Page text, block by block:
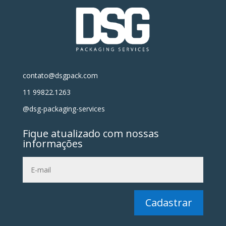
contato@dsgpack.com
11 99822.1263
@dsg-packaging-services
Fique atualizado com nossas
informações
Cadastrar